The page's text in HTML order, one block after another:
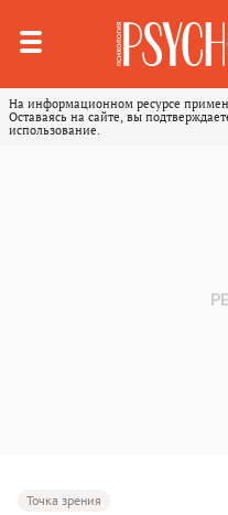
На информационном ресурсе
Оставаясь на сайте, вы
использование.
Точка зрения